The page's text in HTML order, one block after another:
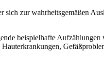
zur wahrheitsgemäßen
beispielhafte